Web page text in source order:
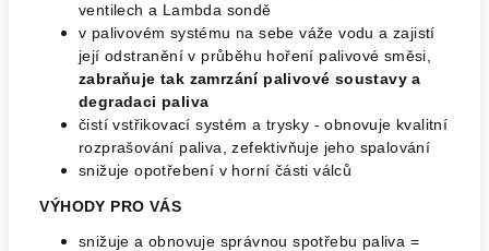
ventilech a Lambda sondě
v palivovém systému na sebe váže vodu a zajistí
její odstranění v průběhu hoření palivové směsi,
zabraňuje tak zamrzání palivové soustavy a
degradaci paliva
čistí vstřikovací systém a trysky - obnovuje kvalitní
rozprašování paliva, zefektivňuje jeho spalování
snižuje opotřebení v horní části válců
VÝHODY PRO VÁS
snižuje a obnovuje správnou spotřebu paliva =